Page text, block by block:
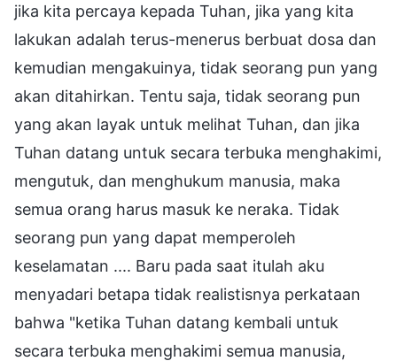
jika kita percaya kepada Tuhan, jika yang kita
lakukan adalah terus-menerus berbuat dosa dan
kemudian mengakuinya, tidak seorang pun yang
akan ditahirkan. Tentu saja, tidak seorang pun
yang akan layak untuk melihat Tuhan, dan jika
Tuhan datang untuk secara terbuka menghakimi,
mengutuk, dan menghukum manusia, maka
semua orang harus masuk ke neraka. Tidak
seorang pun yang dapat memperoleh
keselamatan .... Baru pada saat itulah aku
menyadari betapa tidak realistisnya perkataan
bahwa "ketika Tuhan datang kembali untuk
secara terbuka menghakimi semua manusia,